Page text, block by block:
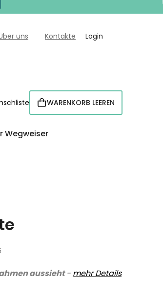
uns Kontakte Login
WARENKORB
WARENKORB LEEREN
Wegweiser
aussieht- mehr Details